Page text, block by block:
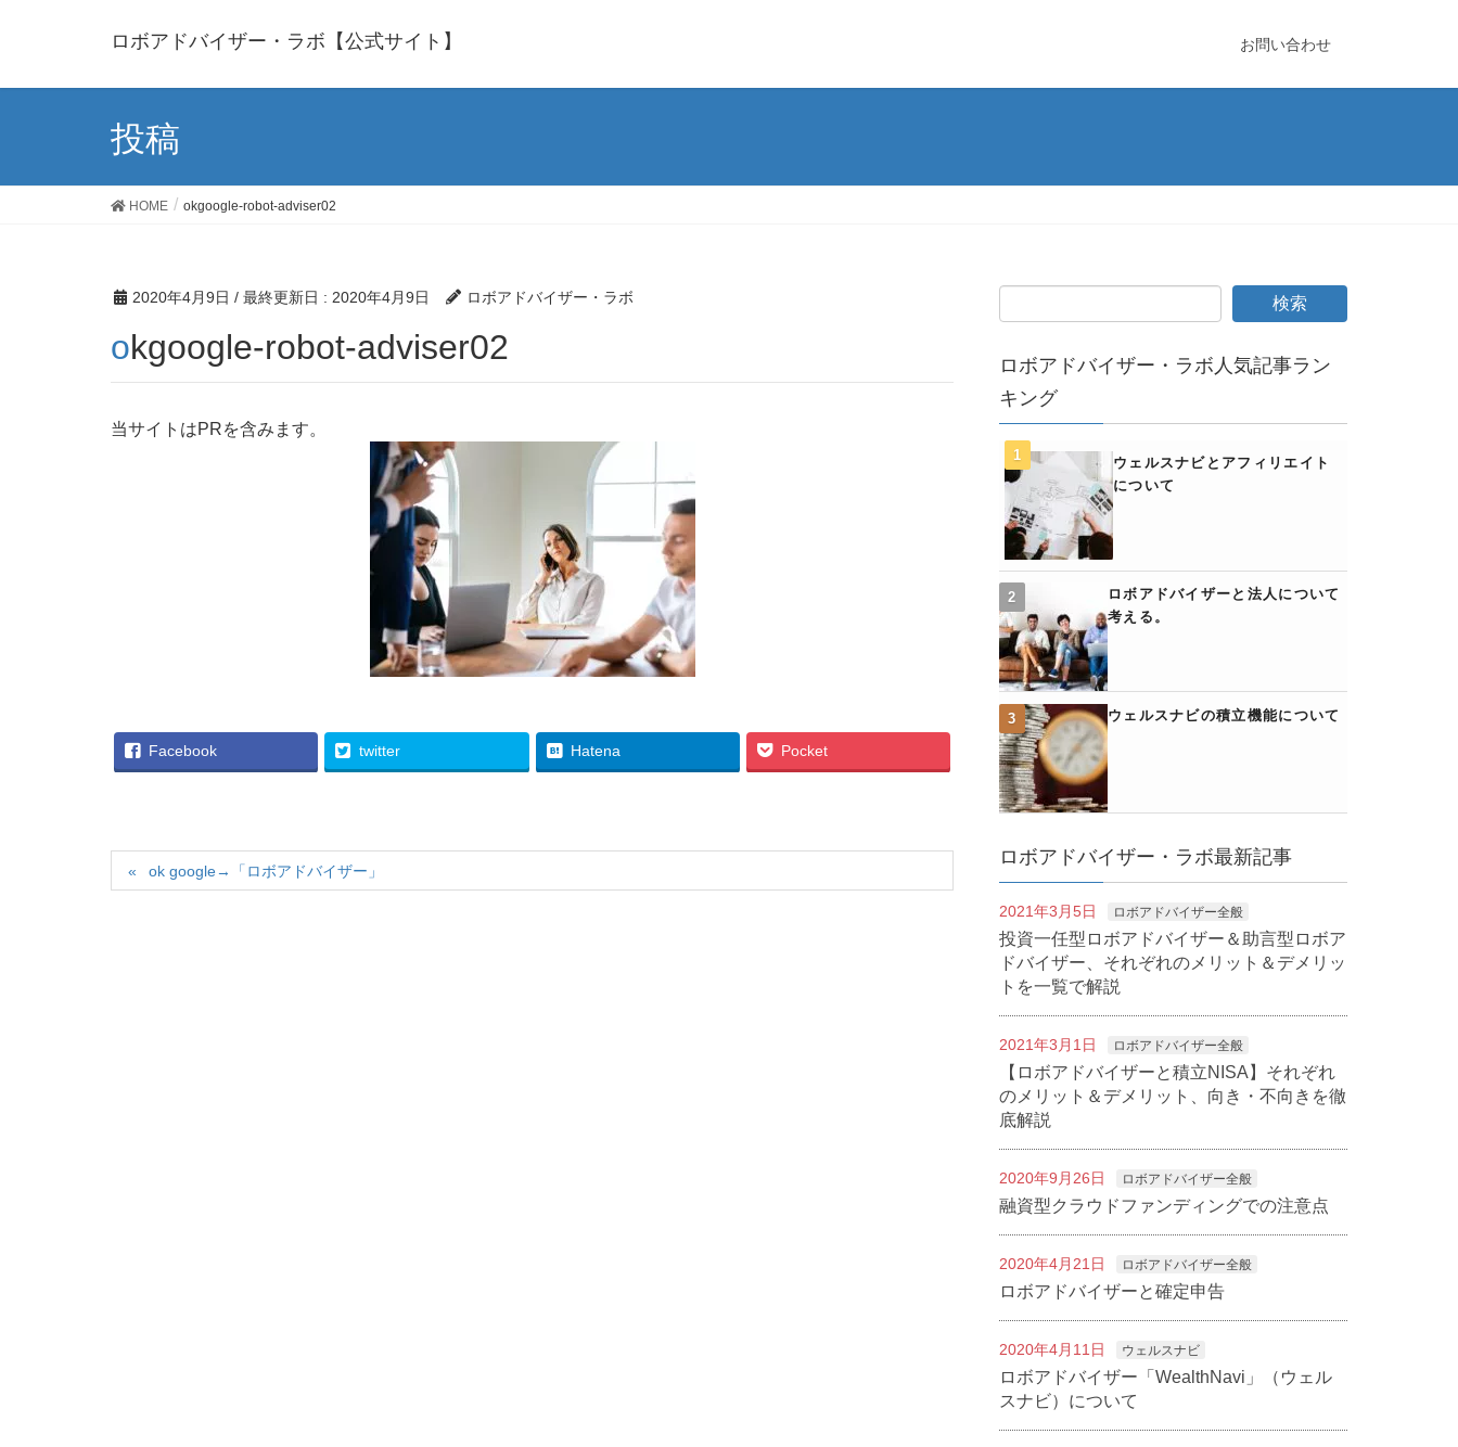
ロボアドバイザー・ラボ【公式サイト】 お問い合わせ
投稿
HOME okgoogle-robot-adviser02
2020年4月9日 / 最終更新日 : 2020年4月9日 ロボアドバイザー・ラボ
okgoogle-robot-adviser02
当サイトはPRを含みます。
Facebook twitter Hatena Pocket
ok google→「ロボアドバイザー」
ロボアドバイザー・ラボ人気記事ラン
キング
ウェルスナビとアフィリエイト
について
ロボアドバイザーと法人について
考える。
ウェルスナビの積立機能について
ロボアドバイザー・ラボ最新記事
2021年3月5日 ロボアドバイザー全般
投資一任型ロボアドバイザー＆助言型ロボア
ドバイザー、それぞれのメリット＆デメリッ
トを一覧で解説
2021年3月1日 ロボアドバイザー全般
【ロボアドバイザーと積立NISA】それぞれ
のメリット＆デメリット、向き・不向きを徹
底解説
2020年9月26日 ロボアドバイザー全般
融資型クラウドファンディングでの注意点
2020年4月21日 ロボアドバイザー全般
ロボアドバイザーと確定申告
2020年4月11日 ウェルスナビ
ロボアドバイザー「WealthNavi」（ウェル
スナビ）について